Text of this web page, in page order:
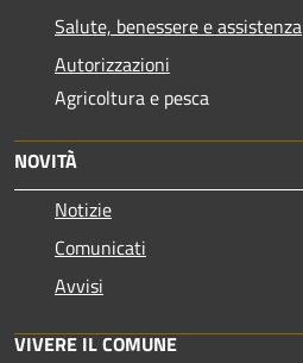
Salute, benessere e assistenza
Autorizzazioni
Agricoltura e pesca
NOVITÀ
Notizie
Comunicati
Avvisi
VIVERE IL COMUNE